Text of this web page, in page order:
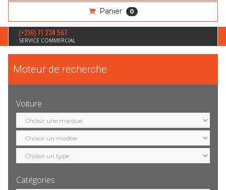
Panier 0
(+216) 71 234 567
SERVICE COMMERCIAL
Moteur de recherche
Voiture
Sélection
marque
Sélection
modèle
Sélection
motorisation
Catégories